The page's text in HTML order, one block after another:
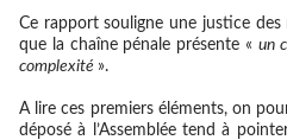
Ce rapport souligne une justice
que la chaîne pénale présente « un
complexité ».
A lire ces premiers éléments, on
déposé à l’Assemblée tend à